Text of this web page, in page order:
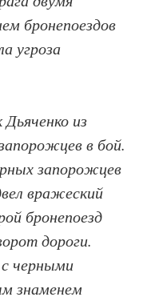
бронепоездов
угроза
из
в бой.
запорожцев
вражеский
бронепоезд
дороги.
черными
знаменем